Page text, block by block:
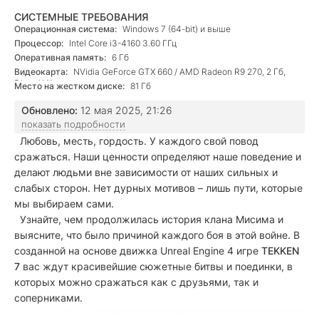
СИСТЕМНЫЕ ТРЕБОВАНИЯ
Операционная система: Windows 7 (64-bit) и выше
Процессор: Intel Core i3-4160 3.60 ГГц
Оперативная память: 6 Гб
Видеокарта: NVidia GeForce GTX 660 / AMD Radeon R9 270, 2 Гб,
DirectX 11
Место на жестком диске: 81 Гб
Обновлено: 12 мая 2025, 21:26
показать подробности
Любовь, месть, гордость. У каждого свой повод
сражаться. Наши ценности определяют наше поведение и
делают людьми вне зависимости от наших сильных и
слабых сторон. Нет дурных мотивов – лишь пути, которые
мы выбираем сами.
Узнайте, чем продолжилась история клана Мисима и
выясните, что было причиной каждого боя в этой войне. В
созданной на основе движка Unreal Engine 4 игре TEKKEN
7 вас ждут красивейшие сюжетные битвы и поединки, в
которых можно сражаться как с друзьями, так и
соперниками.